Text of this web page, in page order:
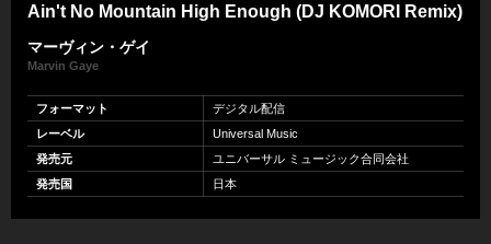
Ain't No Mountain High Enough (DJ KOMORI Remix)
マーヴィン・ゲイ
Marvin Gaye
フォーマット
デジタル配信
レーベル
Universal Music
発売元
ユニバーサル ミュージック合同会社
発売国
日本